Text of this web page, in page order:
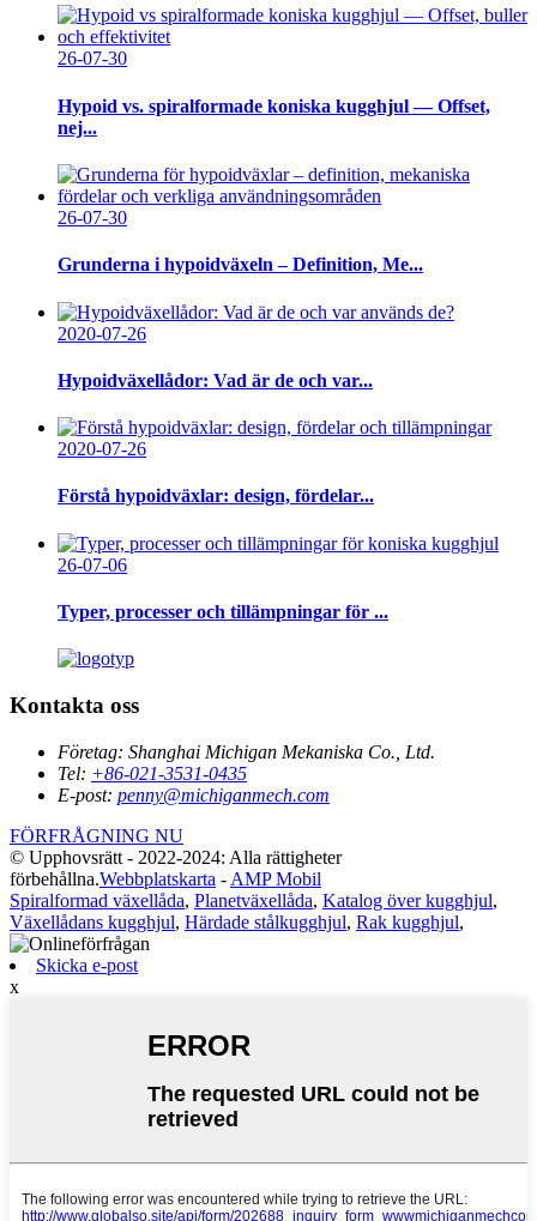
26-07-30
Hypoid vs. spiralformade koniska kugghjul — Offset,
nej...
26-07-30
Grunderna i hypoidväxeln – Definition, Me...
2020-07-26
Hypoidväxellådor: Vad är de och var...
2020-07-26
Förstå hypoidväxlar: design, fördelar...
26-07-06
Typer, processer och tillämpningar för ...
Kontakta oss
Företag: Shanghai Michigan Mekaniska Co., Ltd.
Tel: +86-021-3531-0435
E-post: penny@michiganmech.com
FÖRFRÅGNING NU
© Upphovsrätt - 2022-2024: Alla rättigheter
förbehållna.Webbplatskarta - AMP Mobil
Spiralformad växellåda, Planetväxellåda, Katalog över kugghjul,
Växellådans kugghjul, Härdade stålkugghjul, Rak kugghjul,
Skicka e-post
x